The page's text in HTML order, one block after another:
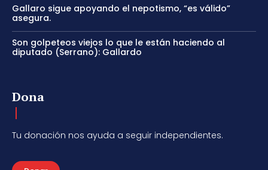
Gallaro sigue apoyando el nepotismo, “es válido”
asegura.
Son golpeteos viejos lo que le están haciendo al
diputado (Serrano): Gallardo
Dona
Tu donación nos ayuda a seguir independientes.